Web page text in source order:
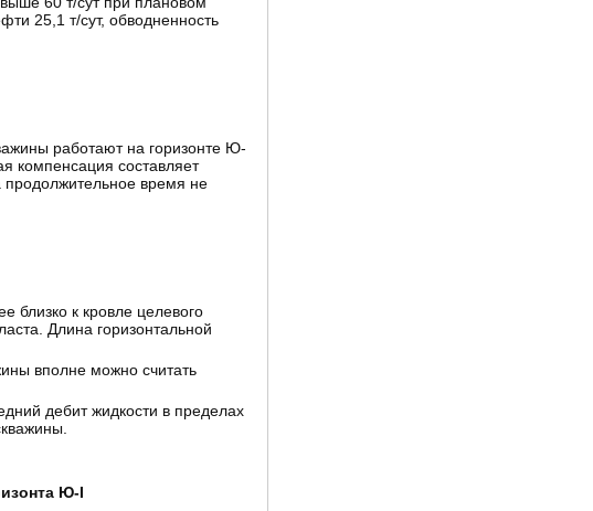
25,1 т/сут, обводненность
работают на горизонте Ю-
компенсация составляет
продолжительное время не
близко к кровле целевого
Длина горизонтальной
вполне можно считать
дебит жидкости в пределах
Ю-I